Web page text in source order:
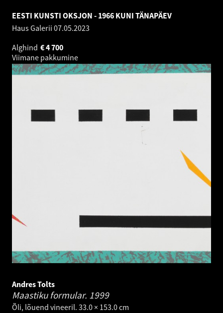
EESTI KUNSTI OKSJON - 1966 KUNI TÄNAPÄEV
Haus Galerii 07.05.2023
Alghind
4 700
€
Viimane pakkumine
Andres Tolts
Maastiku formular. 1999
Õli, lõuend vineeril. 33.0 × 153.0 cm